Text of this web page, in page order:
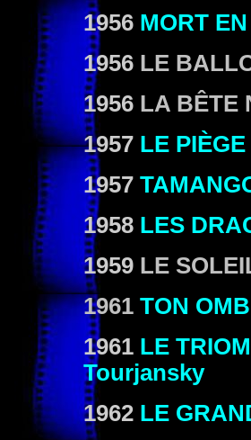
1956 MORT
1956 LE
1956 LA BÊTE
1957 LE PIÈGE
1957
1958 LES
1959 LE
1961 TON
1961 LE
Tourjansky
1962 LE